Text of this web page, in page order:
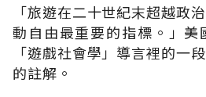
「旅遊在二十世紀末超越政
動自由最重要的指標。」
「遊戲社會學」導言裡的一
的註解。